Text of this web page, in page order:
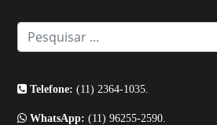
Telefone: (11) 2364-1035.
WhatsApp: (11) 96255-2590.